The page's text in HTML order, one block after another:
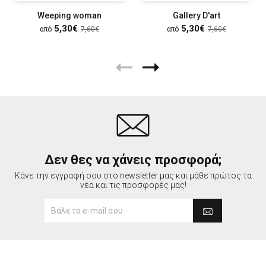
Weeping woman
από 5,30€ 7,60€
Gallery D'art
από 5,30€ 7,60€
Δεν θες να χάνεις προσφορά;
Κάνε την εγγραφή σου στο newsletter μας και μάθε πρώτος τα
νέα και τις προσφορές μας!